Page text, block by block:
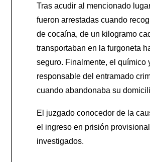
Tras acudir al mencionado
fueron arrestadas cuando
de cocaína, de un kilogramo
transportaban en la furgoneta
seguro. Finalmente, el químico
responsable del entramado
cuando abandonaba su
El juzgado conocedor de la
el ingreso en prisión
investigados.